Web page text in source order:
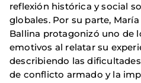
reflexión histórica y social
globales. Por su parte,
Ballina protagonizó uno de
emotivos al relatar su
describiendo las
de conflicto armado y la